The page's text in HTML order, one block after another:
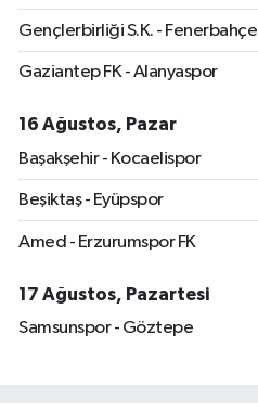
Gençlerbirliği S.K. - Fenerbahçe
Gaziantep FK - Alanyaspor
16 Ağustos, Pazar
Başakşehir - Kocaelispor
Beşiktaş - Eyüpspor
Amed - Erzurumspor FK
17 Ağustos, Pazartesi
Samsunspor - Göztepe